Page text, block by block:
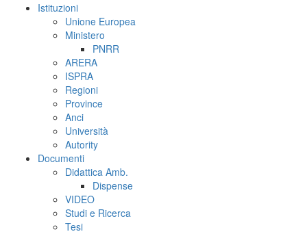
Istituzioni
Unione Europea
Ministero
PNRR
ARERA
ISPRA
Regioni
Province
Anci
Università
Autority
Documenti
Didattica Amb.
Dispense
VIDEO
Studi e Ricerca
Tesi